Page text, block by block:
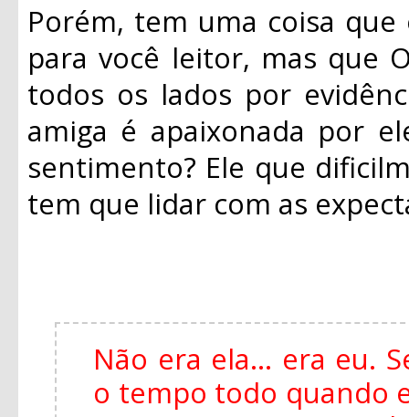
Porém, tem uma coisa
para você leitor, mas que
todos os lados por
amiga é apaixonada por
sentimento? Ele que
tem que lidar com as
Não era ela... era eu.
o tempo todo quando